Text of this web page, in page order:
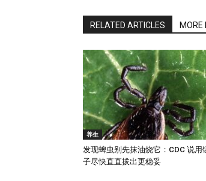
RELATED ARTICLES MORE
养生
发现蜱虫别先抹油烧它：CDC 说用
子尽快直直拔出更稳妥